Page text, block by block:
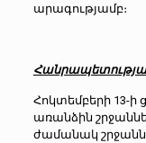
արագությամբ։
Հոկտեմբերի 13-ի
առանձին
ժամանակ